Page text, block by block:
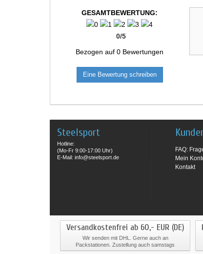
GESAMTBEWERTUNG:
0/5
Bezogen auf0 Bewertungen
Eine Bewertung schreiben
Steelsport
Hotline:
(Mo-Fr 9:00-17:00 Uhr)
E-Mail: info@steelsport.de
FAQ:
Mein
Kontakt
Versandkostenfrei ab 60,- EUR (DE)
Wir senden mit DHL. Gerne auch an
Packstationen. Zustellung auch samstags